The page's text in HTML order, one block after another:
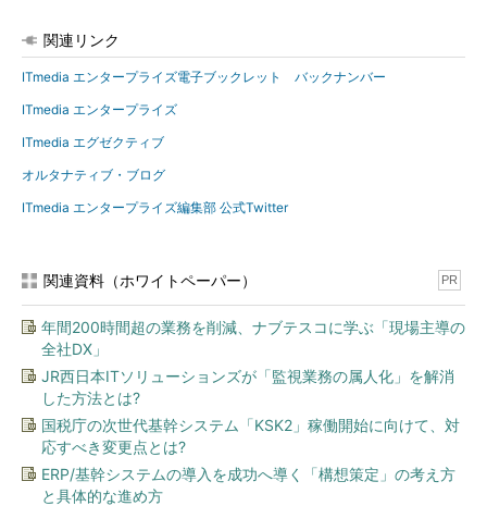
関連リンク
ITmedia エンタープライズ電子ブックレット バックナンバー
ITmedia エンタープライズ
ITmedia エグゼクティブ
オルタナティブ・ブログ
ITmedia エンタープライズ編集部 公式Twitter
関連資料（ホワイトペーパー） PR
年間200時間超の業務を削減、ナブテスコに学ぶ「現場主導の
全社DX」
JR西日本ITソリューションズが「監視業務の属人化」を解消
した方法とは?
国税庁の次世代基幹システム「KSK2」稼働開始に向けて、対
応すべき変更点とは?
ERP/基幹システムの導入を成功へ導く「構想策定」の考え方
と具体的な進め方